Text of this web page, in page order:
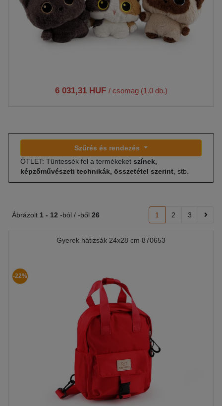
6 031,31 HUF / csomag (1.0 db.)
Szűrés és rendezés
ÖTLET: Tüntessék fel a termékeket színek,
képzőművészeti technikák, összetétel szerint , stb.
Ábrázolt 1 - 12 -ból / -ből 26 1 2 3
Gyerek hátizsák 24x28 cm 870653
-22%